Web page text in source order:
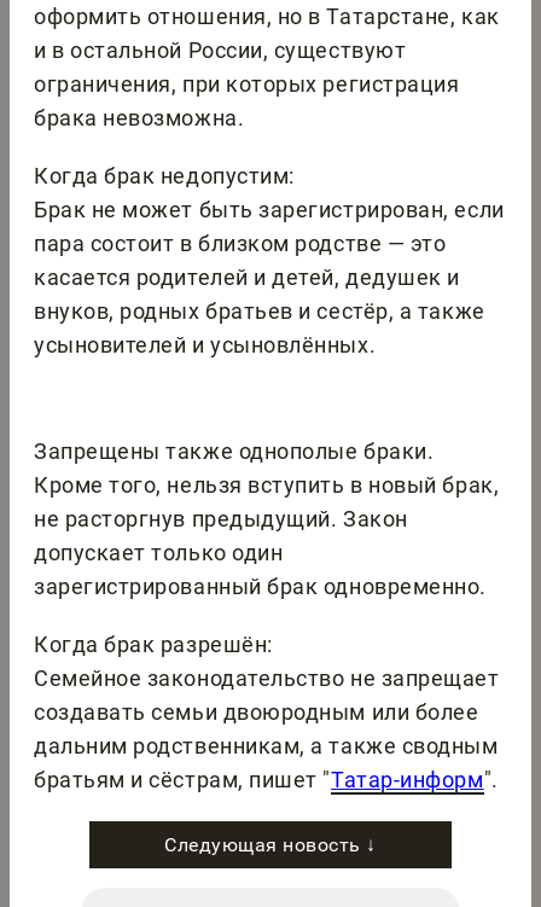
оформить отношения, но в Татарстане, как
и в остальной России, существуют
ограничения, при которых регистрация
брака невозможна.
Когда брак недопустим:
Брак не может быть зарегистрирован, если
пара состоит в близком родстве — это
касается родителей и детей, дедушек и
внуков, родных братьев и сестёр, а также
усыновителей и усыновлённых.
Запрещены также однополые браки.
Кроме того, нельзя вступить в новый брак,
не расторгнув предыдущий. Закон
допускает только один
зарегистрированный брак одновременно.
Когда брак разрешён:
Семейное законодательство не запрещает
создавать семьи двоюродным или более
дальним родственникам, а также сводным
братьям и сёстрам, пишет "Татар-информ".
Следующая новость ↓